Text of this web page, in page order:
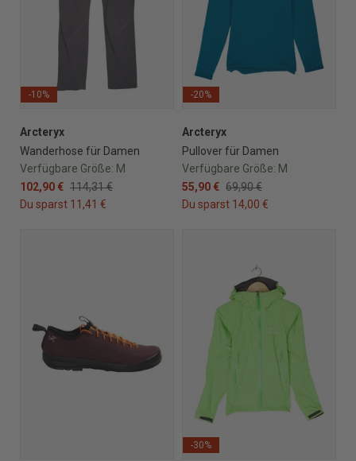
-10%
Arcteryx
Wanderhose für Damen
Verfügbare Größe: M
102,90 € 114,31 €
Du sparst 11,41 €
-20%
Arcteryx
Pullover für Damen
Verfügbare Größe: M
55,90 € 69,90 €
Du sparst 14,00 €
-30%